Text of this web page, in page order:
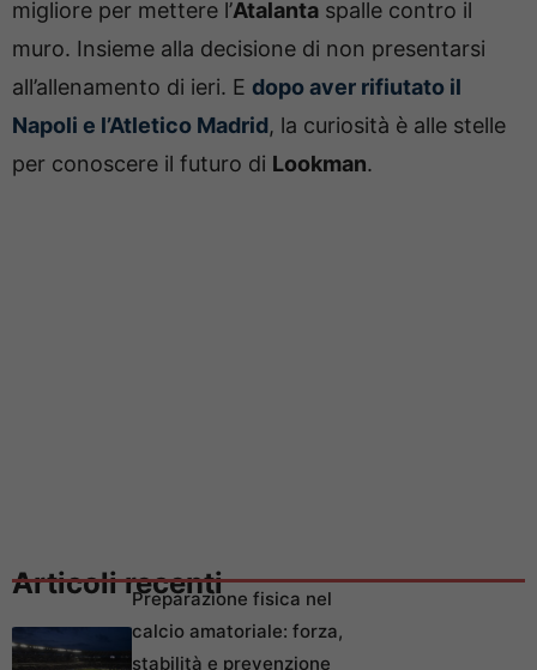
migliore per mettere l’Atalanta spalle contro il
muro. Insieme alla decisione di non presentarsi
all’allenamento di ieri. E dopo aver rifiutato il
Napoli e l’Atletico Madrid, la curiosità è alle stelle
per conoscere il futuro di Lookman.
Articoli recentiPreparazione fisica nel
calcio amatoriale: forza,
stabilità e prevenzione